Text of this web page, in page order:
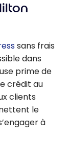
sans frais
dans
prime de
crédit au
clients
le
à